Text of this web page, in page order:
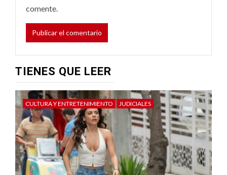
comente.
TIENES QUE LEER
CULTURA Y ENTRETENIMIENTO JUDICIALES